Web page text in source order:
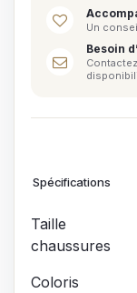
Un
Besoin
Spécifications
Taille
chaussures
Coloris